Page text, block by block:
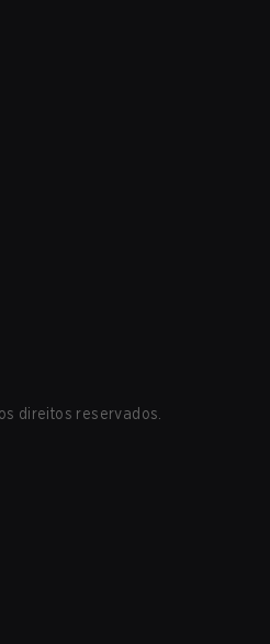
direitos reservados.